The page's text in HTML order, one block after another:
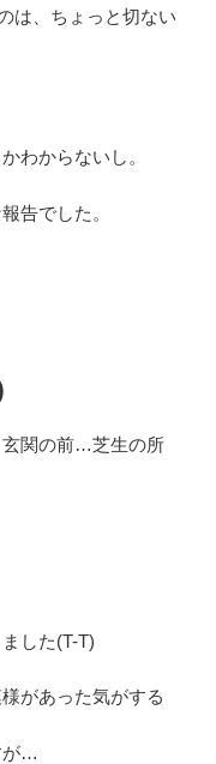
は、ちょっと切ない
わからないし。
告でした。
玄関の前…芝生の所
した(T-T)
があった気がする
が…